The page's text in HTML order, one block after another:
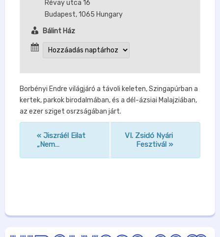
Révay utca 16
Budapest,1065 Hungary
Bálint Ház
Borbényi Endre világjáró a távoli keleten, Szingapúrban a
kertek, parkok birodalmában, és a dél-ázsiai Malajziában,
az ezer sziget osrzságában járt.
a
« Jiszráél Eilat
„Nem…
VI. Zsidó Nyári
Fesztivál »